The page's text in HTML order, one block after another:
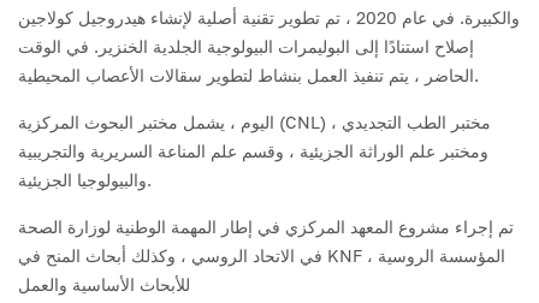
والكبيرة. في عام 2020 ، تم تطوير تقنية أصلية لإنشاء هيدروجيل كولاجين
إصلاح استنادًا إلى البوليمرات البيولوجية الجلدية الخنزير. في الوقت
الحاضر ، يتم تنفيذ العمل بنشاط لتطوير سقالات الأعصاب المحيطية.
اليوم ، يشمل مختبر البحوث المركزية (CNL) مختبر الطب التجديدي ،
ومختبر علم الوراثة الجزيئية ، وقسم علم المناعة السريرية والتجريبية
والبيولوجيا الجزيئية.
تم إجراء مشروع المعهد المركزي في إطار المهمة الوطنية لوزارة الصحة
في الاتحاد الروسي ، وكذلك أبحاث المنح في KNF ، المؤسسة الروسية
للأبحاث الأساسية والعمل